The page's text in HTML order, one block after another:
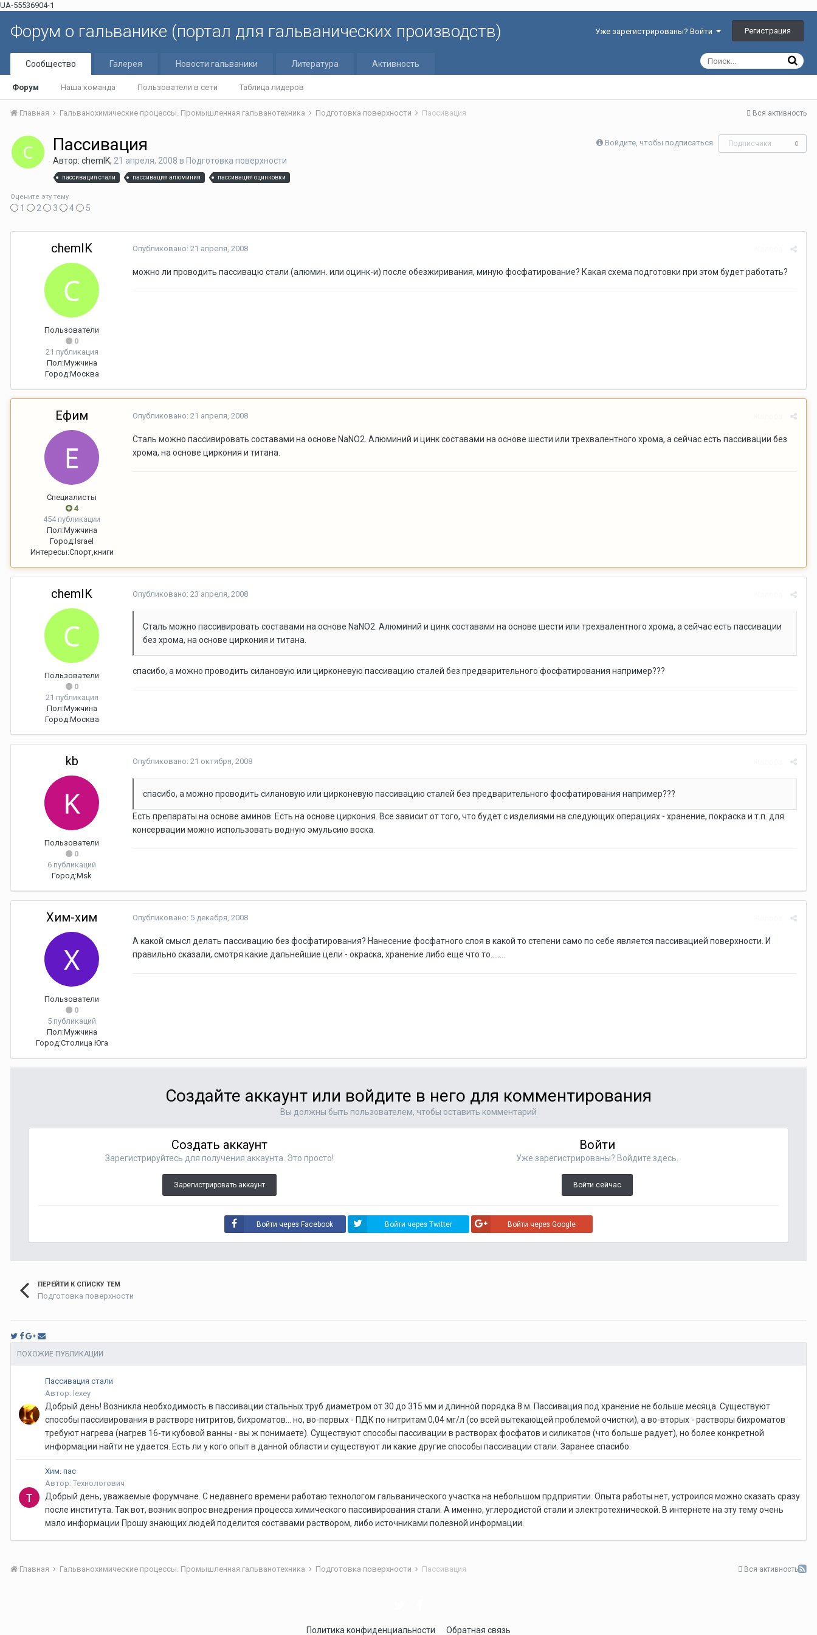
UA-55536904-1
Форум о гальванике (портал для гальванических производств) Уже зарегистрированы? Войти Регистрация
Сообщество
Форум Наша команда Пользователи в сети Таблица лидеров
Галерея Новости гальваники Литература Активность
Вся активность
Главная Гальванохимические процессы. Промышленная гальванотехника Подготовка поверхности Пассивация
Войдите, чтобы подписаться Подписчики 0
Пассивация
Автор: chemIK, 21 апреля, 2008 в Подготовка поверхности
пассивация стали пассивация алюминия пассивация оцинковки
Оцените эту тему
1 2 3 4 5
chemIK
Пользователи
0
21 публикация
Пол:Мужчина
Город:Москва
Опубликовано: 21 апреля, 2008
можно ли проводить пассивацю стали (алюмин. или оцинк-и) после обезжиривания, миную фосфатирование? Какая схема подготовки при этом будет работать?
Ефим
Специалисты
4
454 публикации
Пол:Мужчина
Город:Israel
Интересы:Спорт,книги
Опубликовано: 21 апреля, 2008
Сталь можно пассивировать составами на основе NaNO2. Алюминий и цинк составами на основе шести или трехвалентного хрома, а сейчас есть пассивации без
хрома, на основе циркония и титана.
chemIK
Пользователи
0
21 публикация
Пол:Мужчина
Город:Москва
Опубликовано: 23 апреля, 2008
Сталь можно пассивировать составами на основе NaNO2. Алюминий и цинк составами на основе шести или трехвалентного хрома, а сейчас есть пассивации
без хрома, на основе циркония и титана.
спасибо, а можно проводить силановую или цирконевую пассивацию сталей без предварительного фосфатирования например???
kb
Пользователи
0
6 публикаций
Город:Msk
Опубликовано: 21 октября, 2008
спасибо, а можно проводить силановую или цирконевую пассивацию сталей без предварительного фосфатирования например???
Есть препараты на основе аминов. Есть на основе циркония. Все зависит от того, что будет с изделиями на следующих операциях - хранение, покраска и т.п. для
консервации можно использовать водную эмульсию воска.
Хим-хим
Пользователи
0
5 публикаций
Пол:Мужчина
Город:Столица Юга
Опубликовано: 5 декабря, 2008
А какой смысл делать пассивацию без фосфатирования? Нанесение фосфатного слоя в какой то степени само по себе является пассивацией поверхности. И
правильно сказали, смотря какие дальнейшие цели - окраска, хранение либо еще что то........
Создайте аккаунт или войдите в него для комментирования
Вы должны быть пользователем, чтобы оставить комментарий
Создать аккаунт
Зарегистрируйтесь для получения аккаунта. Это просто!
Зарегистрировать аккаунт
Войти
Уже зарегистрированы? Войдите здесь.
Войти сейчас
Войти через Facebook Войти через Twitter Войти через Google
ПЕРЕЙТИ К СПИСКУ ТЕМ
Подготовка поверхности
ПОХОЖИЕ ПУБЛИКАЦИИ
Пассивация стали
Автор: lexey
Добрый день! Возникла необходимость в пассивации стальных труб диаметром от 30 до 315 мм и длинной порядка 8 м. Пассивация под хранение не больше месяца. Существуют
способы пассивирования в растворе нитритов, бихроматов... но, во-первых - ПДК по нитритам 0,04 мг/л (со всей вытекающей проблемой очистки), а во-вторых - растворы бихроматов
требуют нагрева (нагрев 16-ти кубовой ванны - вы ж понимаете). Существуют способы пассивации в растворах фосфатов и силикатов (что больше радует), но более конкретной
информации найти не удается. Есть ли у кого опыт в данной области и существуют ли какие другие способы пассивации стали. Заранее спасибо.
Хим. пас
Автор: Технологович
Добрый день, уважаемые форумчане. С недавнего времени работаю технологом гальванического участка на небольшом прдприятии. Опыта работы нет, устроился можно сказать сразу
после института. Так вот, возник вопрос внедрения процесса химического пассивирования стали. А именно, углеродистой стали и электротехнической. В интернете на эту тему очень
мало информации Прошу знающих людей поделится составами раствором, либо источниками полезной информации.
Вся активность
Главная Гальванохимические процессы. Промышленная гальванотехника Подготовка поверхности Пассивация
Политика конфиденциальности Обратная связь